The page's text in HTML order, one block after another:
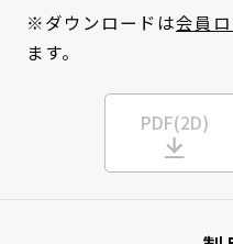
※ダウンロードは会員
ます。
PDF(2D)